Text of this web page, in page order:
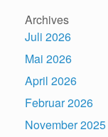
Archives
Juli 2026
Mai 2026
April 2026
Februar 2026
November 2025